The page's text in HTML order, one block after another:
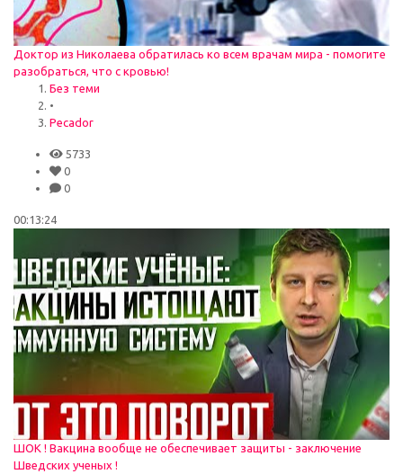
Доктор из Николаева обратилась ко всем врачам мира - помогите
разобраться, что с кровью!
Без теми
•
Pecador
5733
0
0
00:13:24
ШОК ! Вакцина вообще не обеспечивает защиты - заключение
Шведских ученых !